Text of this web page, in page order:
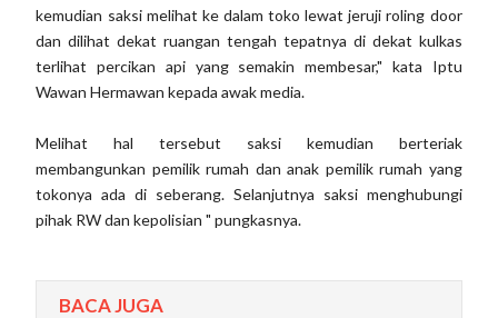
kemudian saksi melihat ke dalam toko lewat jeruji roling door
dan dilihat dekat ruangan tengah tepatnya di dekat kulkas
terlihat percikan api yang semakin membesar," kata Iptu
Wawan Hermawan kepada awak media.
Melihat hal tersebut saksi kemudian berteriak
membangunkan pemilik rumah dan anak pemilik rumah yang
tokonya ada di seberang. Selanjutnya saksi menghubungi
pihak RW dan kepolisian " pungkasnya.
BACA JUGA